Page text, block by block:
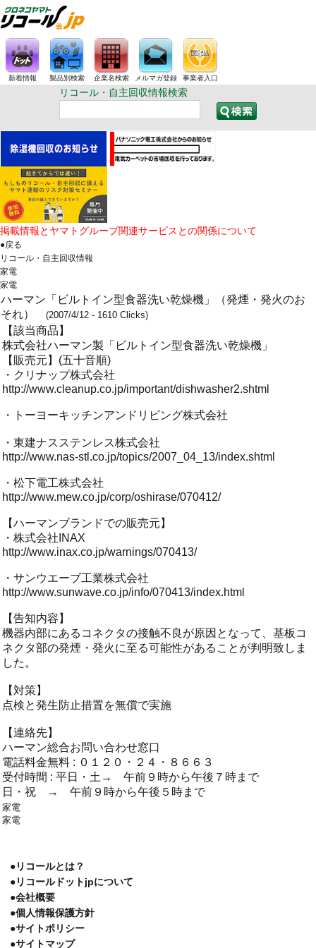
新着情報 製品別検索 企業名検索 メルマガ登録 事業者入口
リコール・自主回収情報検索
掲載情報とヤマトグループ関連サービスとの関係について
●戻る
リコール・自主回収情報
家電
家電
ハーマン「ビルトイン型食器洗い乾燥機」（発煙・発火のお
それ）
(2007/4/12 - 1610 Clicks)
【該当商品】
株式会社ハーマン製「ビルトイン型食器洗い乾燥機」
【販売元】(五十音順)
・クリナップ株式会社
http://www.cleanup.co.jp/important/dishwasher2.shtml
・トーヨーキッチンアンドリビング株式会社
・東建ナスステンレス株式会社
http://www.nas-stl.co.jp/topics/2007_04_13/index.shtml
・松下電工株式会社
http://www.mew.co.jp/corp/oshirase/070412/
【ハーマンブランドでの販売元】
・株式会社INAX
http://www.inax.co.jp/warnings/070413/
・サンウエーブ工業株式会社
http://www.sunwave.co.jp/info/070413/index.html
【告知内容】
機器内部にあるコネクタの接触不良が原因となって、基板コ
ネクタ部の発煙・発火に至る可能性があることが判明致しま
した。
【対策】
点検と発生防止措置を無償で実施
【連絡先】
ハーマン総合お問い合わせ窓口
電話料金無料 : ０１２０・２４・８６６３
受付時間 : 平日・土→ 午前９時から午後７時まで
日・祝 → 午前９時から午後５時まで
家電
家電
●リコールとは？
●リコールドットjpについて
●会社概要
●個人情報保護方針
●サイトポリシー
●サイトマップ